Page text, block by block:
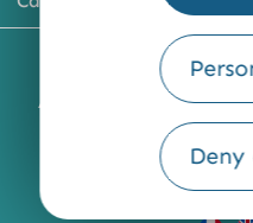
MENTIONS
ACCESSIBILITÉ : NON
QUI